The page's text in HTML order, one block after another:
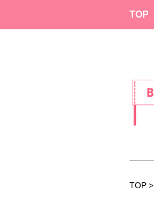
TOP
TOP >